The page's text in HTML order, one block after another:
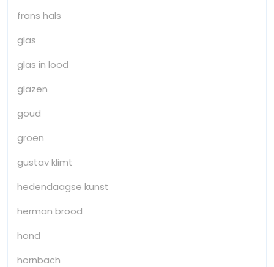
frans hals
glas
glas in lood
glazen
goud
groen
gustav klimt
hedendaagse kunst
herman brood
hond
hornbach